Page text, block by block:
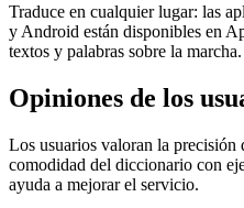
Traduce en cualquier lugar: las
y Android están disponibles en
textos y palabras sobre la marcha.
Opiniones de los
Los usuarios valoran la precisión
comodidad del diccionario con
ayuda a mejorar el servicio.